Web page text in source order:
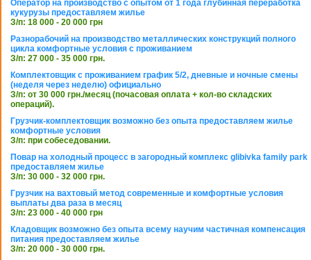
Оператор на производство с опытом от 1 года глубинная переработка
кукурузы предоставляем жилье
З/п: 18 000 - 20 000 грн
Разнорабочий на производство металлических конструкций полного
цикла комфортные условия с проживанием
З/п: 27 000 - 35 000 грн.
Комплектовщик с проживанием график 5/2, дневные и ночные смены
(неделя через неделю) официально
З/п: от 30 000 грн./месяц (почасовая оплата + кол-во складских
операций).
Грузчик-комплектовщик возможно без опыта предоставляем жилье
комфортные условия
З/п: при собеседовании.
Повар на холодный процесс в загородный комплекс glibivka family park
предоставляем жилье
З/п: 30 000 - 32 000 грн.
Грузчик на вахтовый метод современные и комфортные условия
выплаты два раза в месяц
З/п: 23 000 - 40 000 грн
Кладовщик возможно без опыта всему научим частичная компенсация
питания предоставляем жилье
З/п: 20 000 - 30 000 грн.